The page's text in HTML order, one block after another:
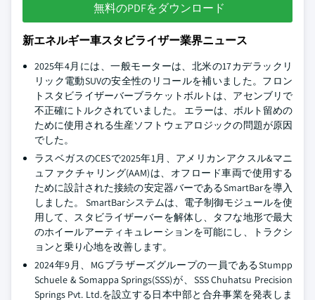
無料のPDFをダウンロード
新エネルギー車スタビライザー業界ニュース
2025年4月には、一般モーターは、北米の17カデラックリ
リック電動SUVの安全性のリコールを補いました。フロン
トスタビライザーバーブラケットボルトは、アセンブリで
不正確にトルクされていました。 エラーは、ボルト留めの
ために使用される生産ソフトウェアロジックの問題が原因
でした。
ラスベガスのCESで2025年1月、アメリカンアクスル&マニ
ュファクチャリング(AAM)は、オフロード車両で使用する
ために設計された接続の安定器バーであるSmartBarを導入
しました。 SmartBarシステムは、電子制御モジュールを使
用して、スタビライザーバーを解体し、タフな地形で最大
のホイールアーティキュレーションを可能にし、トラクシ
ョンと乗り心地を改善します。
2024年9月、MGブラザーズグループの一員であるStumpp
Schuele & Somappa Springs(SSS)が、SSS Chuhatsu Precision
Springs Pvt. Ltd.を設立する日本中部と合弁事業を発表しま